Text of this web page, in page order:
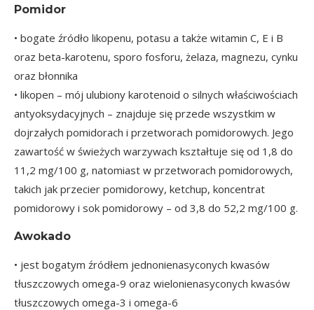
Pomidor
• bogate źródło likopenu, potasu a także witamin C, E i B
oraz beta-karotenu, sporo fosforu, żelaza, magnezu, cynku
oraz błonnika
• likopen – mój ulubiony karotenoid o silnych właściwościach
antyoksydacyjnych – znajduje się przede wszystkim w
dojrzałych pomidorach i przetworach pomidorowych. Jego
zawartość w świeżych warzywach kształtuje się od 1,8 do
11,2 mg/100 g, natomiast w przetworach pomidorowych,
takich jak przecier pomidorowy, ketchup, koncentrat
pomidorowy i sok pomidorowy – od 3,8 do 52,2 mg/100 g.
Awokado
• jest bogatym źródłem jednonienasyconych kwasów
tłuszczowych omega-9 oraz wielonienasyconych kwasów
tłuszczowych omega-3 i omega-6